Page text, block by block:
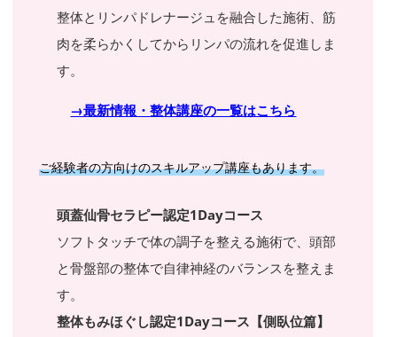
整体とリンパドレナージュを融合した施術、筋
肉を柔らかくしてからリンパの流れを促進しま
す。
→最新情報・整体講座の一覧はこちら
ご経験者の方向けのスキルアップ講座もあります。
頭蓋仙骨セラピー認定1Dayコース
ソフトタッチで体の調子を整える施術で、頭部
と骨盤部の整体で自律神経のバランスを整えま
す。
整体もみほぐし認定1Dayコース【側臥位篇】